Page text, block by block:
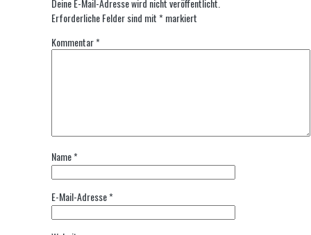
Deine E-Mail-Adresse wird nicht veröffentlicht.
Erforderliche Felder sind mit*markiert
Kommentar*
Name*
E-Mail-Adresse*